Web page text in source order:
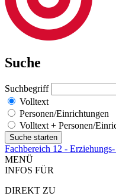
Suche
Suchbegriff
Volltext
Personen/Einrichtungen
Volltext + Personen/
Fachbereich 12 -
MENÜ
INFOS FÜR
DIREKT ZU